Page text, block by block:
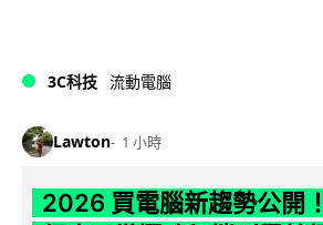
3C科技 流動電腦
Lawton 1 小時
2026 買電腦新趨勢公開